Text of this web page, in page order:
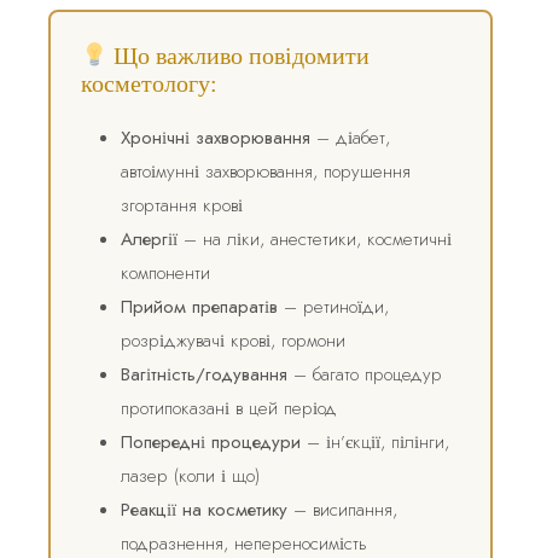
Що важливо повідомити
косметологу:
Хронічні захворювання – діабет,
автоімунні захворювання, порушення
згортання крові
Алергії– на ліки, анестетики, косметичні
компоненти
Прийом препаратів – ретиноїди,
розріджувачі крові, гормони
Вагітність/годування – багато процедур
протипоказані в цей період
Попередні процедури – ін’єкції, пілінги,
лазер (коли і що)
Реакції на косметику– висипання,
подразнення, непереносимість